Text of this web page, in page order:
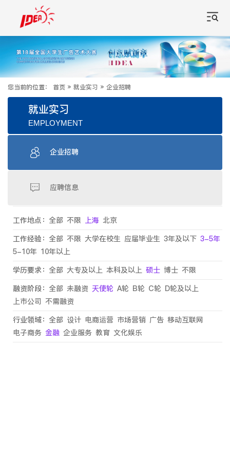
您当前的位置： 首页 » 就业实习 » 企业招聘
就业实习
EMPLOYMENT
企业招聘
应聘信息
工作地点： 全部 不限 上海 北京
工作经验： 全部 不限 大学在校生 应届毕业生 3年及以下 3-5年
5-10年 10年以上
学历要求： 全部 大专及以上 本科及以上 硕士 博士 不限
融资阶段： 全部 未融资 天使轮 A轮 B轮 C轮 D轮及以上
上市公司 不需融资
行业领域： 全部 设计 电商运营 市场营销 广告 移动互联网
电子商务 金融 企业服务 教育 文化娱乐